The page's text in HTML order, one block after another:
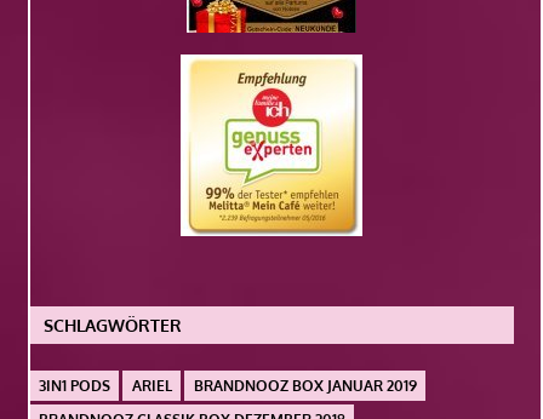
SCHLAGWÖRTER
3IN1 PODS ARIEL
BRANDNOOZ BOX JANUAR 2019